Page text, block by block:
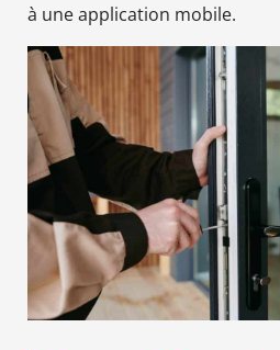
à une application mobile.